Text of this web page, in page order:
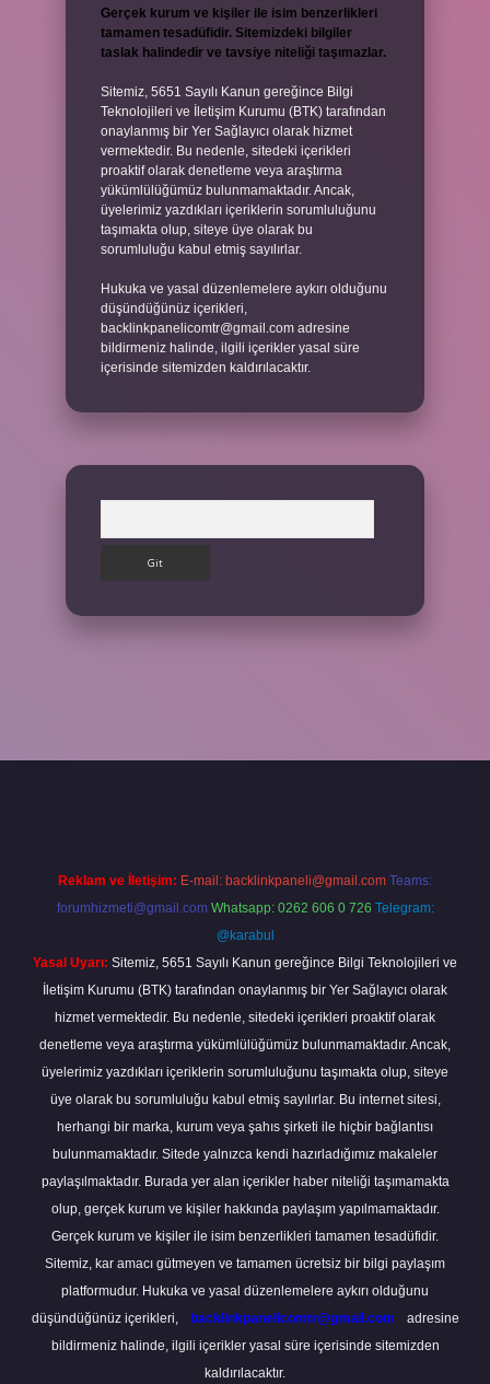
Gerçek kurum ve kişiler ile isim benzerlikleri
tamamen tesadüfidir. Sitemizdeki bilgiler
taslak halindedir ve tavsiye niteliği taşımazlar.
Sitemiz, 5651 Sayılı Kanun gereğince Bilgi
Teknolojileri ve İletişim Kurumu (BTK) tarafından
onaylanmış bir Yer Sağlayıcı olarak hizmet
vermektedir. Bu nedenle, sitedeki içerikleri
proaktif olarak denetleme veya araştırma
yükümlülüğümüz bulunmamaktadır. Ancak,
üyelerimiz yazdıkları içeriklerin sorumluluğunu
taşımakta olup, siteye üye olarak bu
sorumluluğu kabul etmiş sayılırlar.
Hukuka ve yasal düzenlemelere aykırı olduğunu
düşündüğünüz içerikleri,
backlinkpanelicomtr@gmail.com adresine
bildirmeniz halinde, ilgili içerikler yasal süre
içerisinde sitemizden kaldırılacaktır.
Reklam ve İletişim: E-mail: backlinkpaneli@gmail.com Teams:
forumhizmeti@gmail.com Whatsapp: 0262 606 0 726 Telegram:
@karabul
Yasal Uyarı: Sitemiz, 5651 Sayılı Kanun gereğince Bilgi Teknolojileri ve
İletişim Kurumu (BTK) tarafından onaylanmış bir Yer Sağlayıcı olarak
hizmet vermektedir. Bu nedenle, sitedeki içerikleri proaktif olarak
denetleme veya araştırma yükümlülüğümüz bulunmamaktadır. Ancak,
üyelerimiz yazdıkları içeriklerin sorumluluğunu taşımakta olup, siteye
üye olarak bu sorumluluğu kabul etmiş sayılırlar. Bu internet sitesi,
herhangi bir marka, kurum veya şahıs şirketi ile hiçbir bağlantısı
bulunmamaktadır. Sitede yalnızca kendi hazırladığımız makaleler
paylaşılmaktadır. Burada yer alan içerikler haber niteliği taşımamakta
olup, gerçek kurum ve kişiler hakkında paylaşım yapılmamaktadır.
Gerçek kurum ve kişiler ile isim benzerlikleri tamamen tesadüfidir.
Sitemiz, kar amacı gütmeyen ve tamamen ücretsiz bir bilgi paylaşım
platformudur. Hukuka ve yasal düzenlemelere aykırı olduğunu
düşündüğünüz içerikleri,
backlinkpanelicomtr@gmail.com
adresine
bildirmeniz halinde, ilgili içerikler yasal süre içerisinde sitemizden
kaldırılacaktır.